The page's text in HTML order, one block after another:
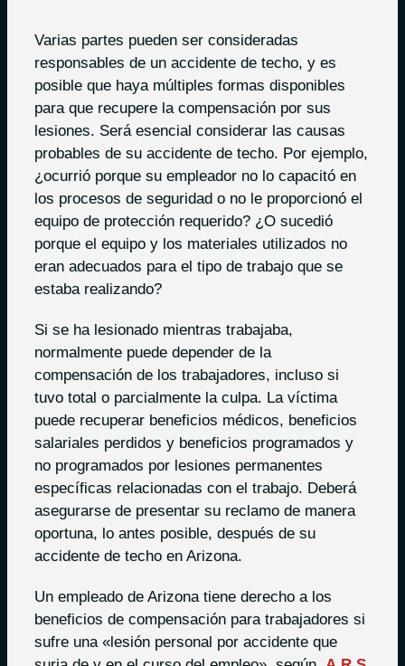
Varias partes pueden ser consideradas
responsables de un accidente de techo, y es
posible que haya múltiples formas disponibles
para que recupere la compensación por sus
lesiones. Será esencial considerar las causas
probables de su accidente de techo. Por ejemplo,
¿ocurrió porque su empleador no lo capacitó en
los procesos de seguridad o no le proporcionó el
equipo de protección requerido? ¿O sucedió
porque el equipo y los materiales utilizados no
eran adecuados para el tipo de trabajo que se
estaba realizando?
Si se ha lesionado mientras trabajaba,
normalmente puede depender de la
compensación de los trabajadores, incluso si
tuvo total o parcialmente la culpa. La víctima
puede recuperar beneficios médicos, beneficios
salariales perdidos y beneficios programados y
no programados por lesiones permanentes
específicas relacionadas con el trabajo. Deberá
asegurarse de presentar su reclamo de manera
oportuna, lo antes posible, después de su
accidente de techo en Arizona.
Un empleado de Arizona tiene derecho a los
beneficios de compensación para trabajadores si
sufre una «lesión personal por accidente que